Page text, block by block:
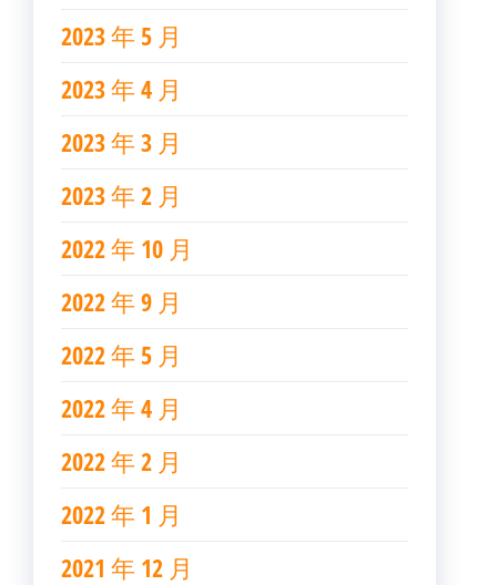
2023 年 5 月
2023 年 4 月
2023 年 3 月
2023 年 2 月
2022 年 10 月
2022 年 9 月
2022 年 5 月
2022 年 4 月
2022 年 2 月
2022 年 1 月
2021 年 12 月